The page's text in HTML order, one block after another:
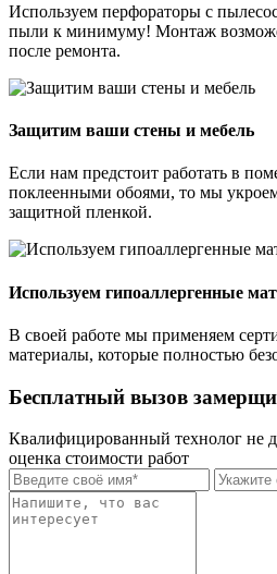
Используем перфораторы с
пыли к минимуму! Монтаж
после ремонта.
Защитим ваши стены и мебель
Если нам предстоит работать в
поклеенными обоями, то мы
защитной пленкой.
Используем гипоаллергенные
В своей работе мы применяем
материалы, которые полностью
Бесплатный вызов
Квалифицированный технолог не
оценка стоимости работ